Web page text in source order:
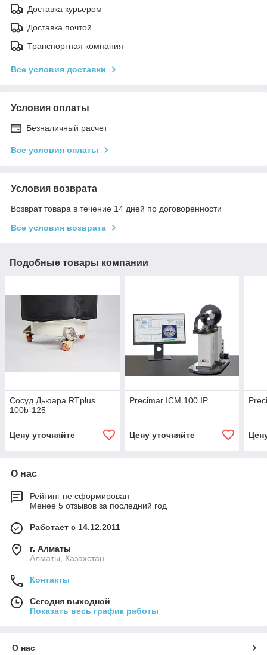
Доставка курьером
Доставка почтой
Транспортная компания
Все условия доставки
Условия оплаты
Безналичный расчет
Все условия оплаты
Условия возврата
Возврат товара в течение 14 дней по договоренности
Все условия возврата
Подобные товары компании
Сосуд Дьюара RTplus
100b-125
Цену уточняйте
Precimar ICM 100 IP
Цену уточняйте
О нас
Рейтинг не сформирован
Менее 5 отзывов за последний год
Работает с 14.12.2011
г. Алматы
Алматы, Казахстан
Контакты
Сегодня выходной
Показать весь график работы
О нас